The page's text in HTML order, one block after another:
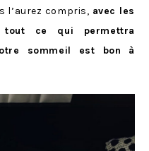
l’aurez compris, avec les
ce qui permettra
sommeil est bon à